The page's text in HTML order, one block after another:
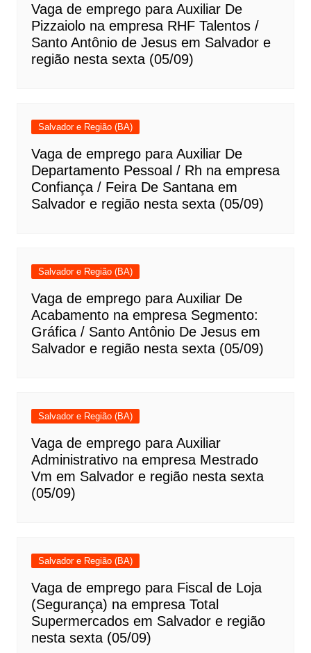
Vaga de emprego para Auxiliar De
Pizzaiolo na empresa RHF Talentos /
Santo Antônio de Jesus em Salvador e
região nesta sexta (05/09)
Salvador e Região (BA)
Vaga de emprego para Auxiliar De
Departamento Pessoal / Rh na empresa
Confiança / Feira De Santana em
Salvador e região nesta sexta (05/09)
Salvador e Região (BA)
Vaga de emprego para Auxiliar De
Acabamento na empresa Segmento:
Gráfica / Santo Antônio De Jesus em
Salvador e região nesta sexta (05/09)
Salvador e Região (BA)
Vaga de emprego para Auxiliar
Administrativo na empresa Mestrado
Vm em Salvador e região nesta sexta
(05/09)
Salvador e Região (BA)
Vaga de emprego para Fiscal de Loja
(Segurança) na empresa Total
Supermercados em Salvador e região
nesta sexta (05/09)